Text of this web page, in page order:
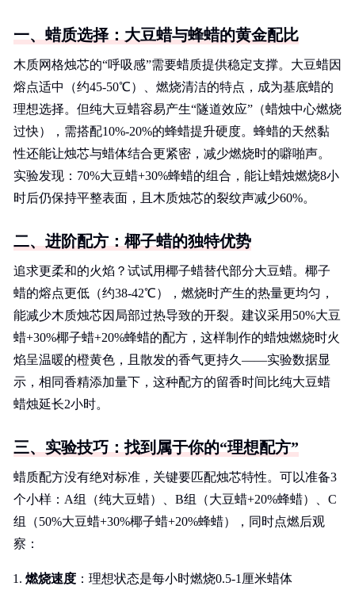
一、蜡质选择：大豆蜡与蜂蜡的黄金配比
木质网格烛芯的“呼吸感”需要蜡质提供稳定支撑。大豆蜡因
熔点适中（约45-50℃）、燃烧清洁的特点，成为基底蜡的
理想选择。但纯大豆蜡容易产生“隧道效应”（蜡烛中心燃烧
过快），需搭配10%-20%的蜂蜡提升硬度。蜂蜡的天然黏
性还能让烛芯与蜡体结合更紧密，减少燃烧时的噼啪声。
实验发现：70%大豆蜡+30%蜂蜡的组合，能让蜡烛燃烧8小
时后仍保持平整表面，且木质烛芯的裂纹声减少60%。
二、进阶配方：椰子蜡的独特优势
追求更柔和的火焰？试试用椰子蜡替代部分大豆蜡。椰子
蜡的熔点更低（约38-42℃），燃烧时产生的热量更均匀，
能减少木质烛芯因局部过热导致的开裂。建议采用50%大豆
蜡+30%椰子蜡+20%蜂蜡的配方，这样制作的蜡烛燃烧时火
焰呈温暖的橙黄色，且散发的香气更持久——实验数据显
示，相同香精添加量下，这种配方的留香时间比纯大豆蜡
蜡烛延长2小时。
三、实验技巧：找到属于你的“理想配方”
蜡质配方没有绝对标准，关键要匹配烛芯特性。可以准备3
个小样：A组（纯大豆蜡）、B组（大豆蜡+20%蜂蜡）、C
组（50%大豆蜡+30%椰子蜡+20%蜂蜡），同时点燃后观
察：
燃烧速度 ：理想状态是每小时燃烧0.5-1厘米蜡体